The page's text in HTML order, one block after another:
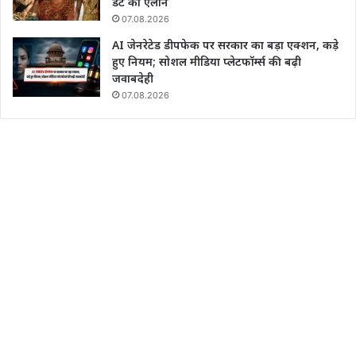
07.08.2026
AI जेनरेटेड डीपफेक पर सरकार का बड़ा एक्शन, कड़े
हुए नियम; सोशल मीडिया प्लेटफॉर्म्स की बढ़ी
जवाबदेही
07.08.2026